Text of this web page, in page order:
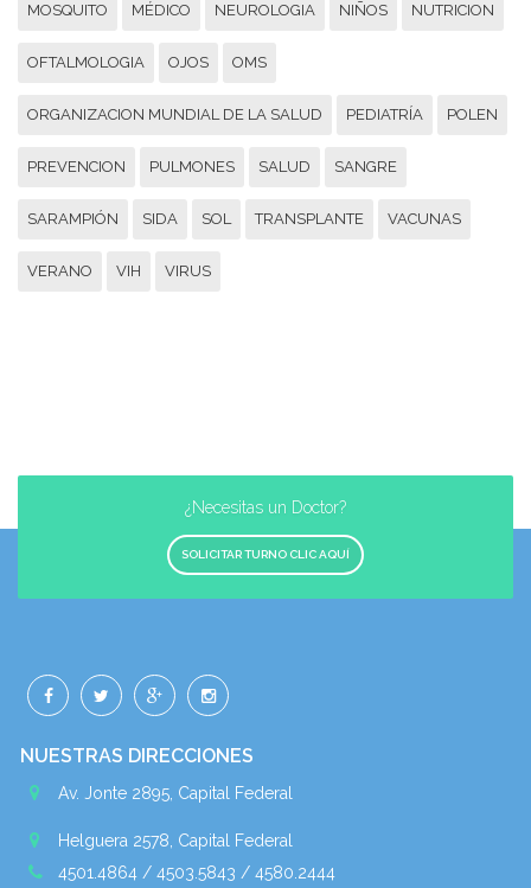
MOSQUITO MÉDICO NEUROLOGIA NIÑOS NUTRICION
OFTALMOLOGIA OJOS OMS
ORGANIZACION MUNDIAL DE LA SALUD PEDIATRÍA POLEN
PREVENCION PULMONES SALUD SANGRE
SARAMPIÓN SIDA SOL TRANSPLANTE VACUNAS
VERANO VIH VIRUS
¿Necesitas un Doctor?
SOLICITAR TURNO CLIC AQUÍ
NUESTRAS DIRECCIONES
Av. Jonte 2895, Capital Federal
Helguera 2578, Capital Federal
4501.4864 / 4503.5843 / 4580.2444